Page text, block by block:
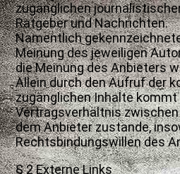
zugänglichen
Ratgeber und Nachrichten.
Namentlich
Meinung des jeweiligen
die Meinung des Anbieters
Allein durch den Aufruf der
zugänglichen Inhalte kommt
Vertragsverhältnis
dem Anbieter zustande,
Rechtsbindungswillen des
§ 2 Externe Links